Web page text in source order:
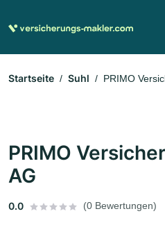
Startseite Suhl PRIMO
PRIMO
AG
0.0 (0 Bewertungen)